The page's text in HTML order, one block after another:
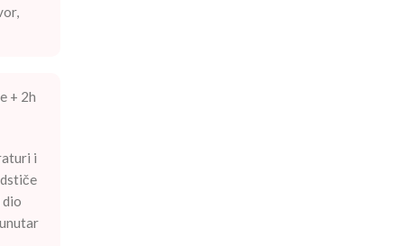
+ 2h
i